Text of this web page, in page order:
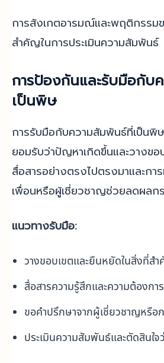
การสังเกตอารมณ์และพฤติกรรม
สำคัญในการประเมินความสัมพันธ์
การป้องกันและรับมือกับ
เป็นพิษ
การรับมือกับความสัมพันธ์ที่เป็นพิ
ยอมรับว่าปัญหาเกิดขึ้นและวางขอ
สื่อสารอย่างตรงไปตรงมาและกา
เพื่อนหรือผู้เชี่ยวชาญช่วยลดผลก
แนวทางรับมือ:
วางขอบเขตและยืนหยัดในสิ่งที่
สื่อสารความรู้สึกและความต้องกา
ขอคำปรึกษาจากผู้เชี่ยวชาญหรื
ประเมินความสัมพันธ์และตัดสินใจ